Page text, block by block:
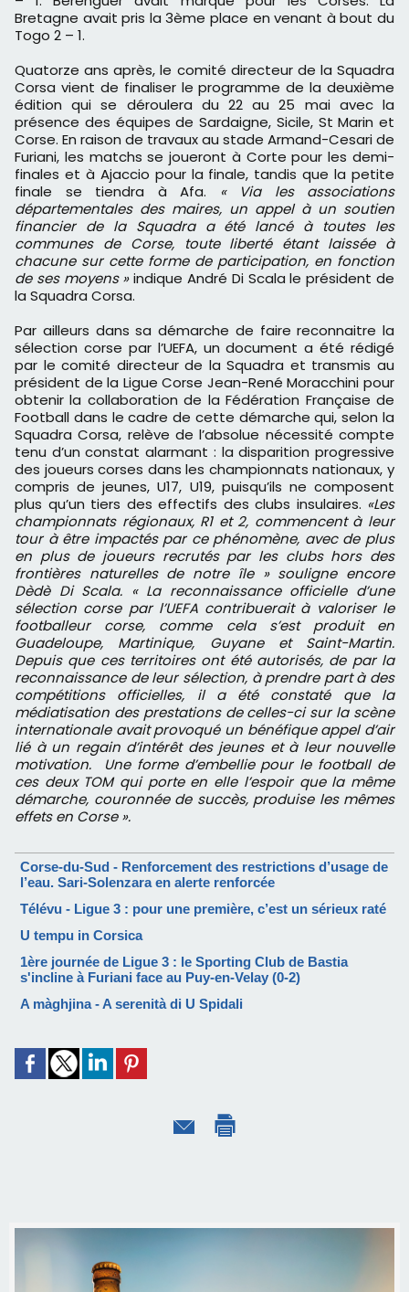
Bretagne avait pris la 3ème place en venant à bout du
Togo 2 – 1.
Quatorze ans après, le comité directeur de la Squadra
Corsa vient de finaliser le programme de la deuxième
édition qui se déroulera du 22 au 25 mai avec la
présence des équipes de Sardaigne, Sicile, St Marin et
Corse. En raison de travaux au stade Armand-Cesari de
Furiani, les matchs se joueront à Corte pour les demi-
finales et à Ajaccio pour la finale, tandis que la petite
finale se tiendra à Afa.
« Via les associations
départementales des maires, un appel à un soutien
financier de la Squadra a été lancé à toutes les
communes de Corse, toute liberté étant laissée à
chacune sur cette forme de participation, en fonction
de ses moyens »indique André Di Scala le président de
la Squadra Corsa.
Par ailleurs dans sa démarche de faire reconnaitre la
sélection corse par l’UEFA, un document a été rédigé
par le comité directeur de la Squadra et transmis au
président de la Ligue Corse Jean-René Moracchini pour
obtenir la collaboration de la Fédération Française de
Football dans le cadre de cette démarche qui, selon la
Squadra Corsa, relève de l’absolue nécessité compte
tenu d’un constat alarmant : la disparition progressive
des joueurs corses dans les championnats nationaux, y
compris de jeunes, U17, U19, puisqu’ils ne composent
plus qu’un tiers des effectifs des clubs insulaires. «Les
championnats régionaux, R1 et 2, commencent à leur
tour à être impactés par ce phénomène, avec de plus
en plus de joueurs recrutés par les clubs hors des
frontières naturelles de notre île » souligne encore
Dèdè Di Scala. « La reconnaissance officielle d’une
sélection corse par l’UEFA contribuerait à valoriser le
footballeur corse, comme cela s’est produit en
Guadeloupe, Martinique, Guyane et Saint-Martin.
Depuis que ces territoires ont été autorisés, de par la
reconnaissance de leur sélection, à prendre part à des
compétitions officielles, il a été constaté que la
médiatisation des prestations de celles-ci sur la scène
internationale avait provoqué un bénéfique appel d’air
lié à un regain d’intérêt des jeunes et à leur nouvelle
motivation. Une forme d’embellie pour le football de
ces deux TOM qui porte en elle l’espoir que la même
démarche, couronnée de succès, produise les mêmes
effets en Corse ».
Corse-du-Sud - Renforcement des restrictions d’usage de
l’eau. Sari-Solenzara en alerte renforcée
Télévu - Ligue 3 : pour une première, c’est un sérieux raté
U tempu in Corsica
1ère journée de Ligue 3 : le Sporting Club de Bastia
s'incline à Furiani face au Puy-en-Velay (0-2)
A màghjina - A serenità di U Spidali